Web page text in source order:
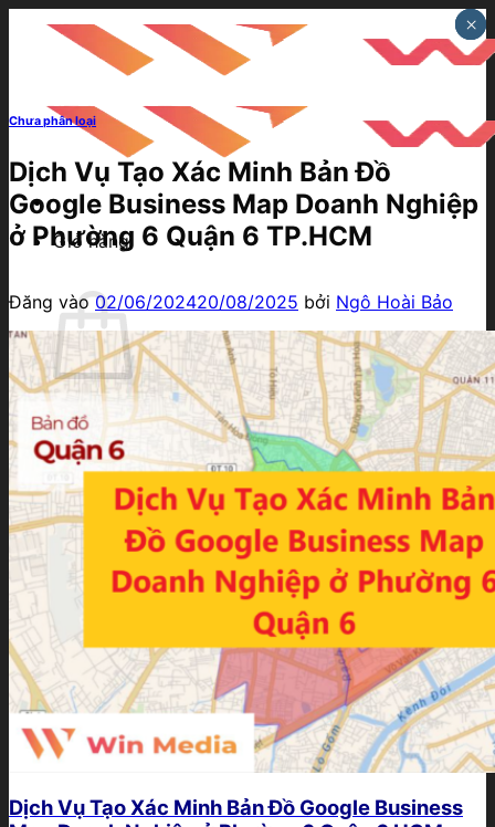
Giỏ hàng
Chưa có sản phẩm trong giỏ hàng.
Quay trở lại cửa hàng
Chưa phân loại
Dịch Vụ Tạo Xác Minh Bản Đồ
Google Business Map Doanh Nghiệp
ở Phường 6 Quận 6 TP.HCM
Đăng vào02/06/202420/08/2025 bởi Ngô Hoài Bảo
Dịch Vụ Tạo Xác Minh Bản Đồ Google Business
×
×
×